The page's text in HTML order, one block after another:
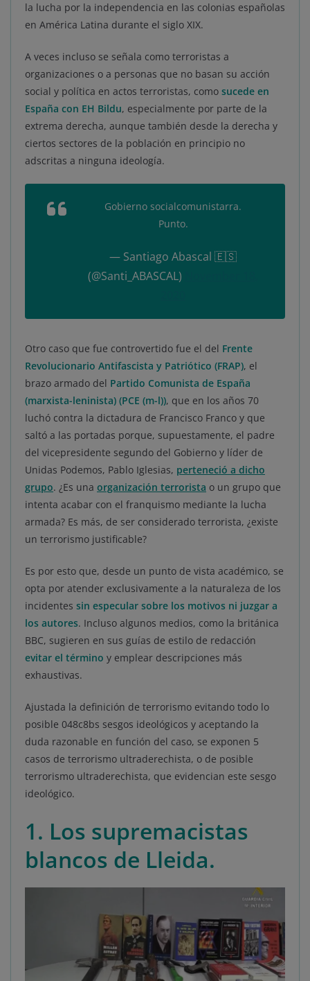
la lucha por la independencia en las colonias españolas
en América Latina durante el siglo XIX.
A veces incluso se señala como terroristas a
organizaciones o a personas que no basan su acción
social y política en actos terroristas, como sucede en
España con EH Bildu, especialmente por parte de la
extrema derecha, aunque también desde la derecha y
ciertos sectores de la población en principio no
adscritas a ninguna ideología.
Gobierno socialcomunistarra.
Punto.
— Santiago Abascal 🇪🇸
(@Santi_ABASCAL)
Otro caso que fue controvertido fue el del Frente
Revolucionario Antifascista y Patriótico (FRAP), el
brazo armado del Partido Comunista de España
(marxista-leninista) (PCE (m-l)), que en los años 70
luchó contra la dictadura de Francisco Franco y que
saltó a las portadas porque, supuestamente, el padre
del vicepresidente segundo del Gobierno y líder de
Unidas Podemos, Pablo Iglesias, perteneció a dicho
grupo. ¿Es una organización terrorista o un grupo que
intenta acabar con el franquismo mediante la lucha
armada? Es más, de ser considerado terrorista, ¿existe
un terrorismo justificable?
Es por esto que, desde un punto de vista académico, se
opta por atender exclusivamente a la naturaleza de los
incidentes sin especular sobre los motivos ni juzgar a
los autores. Incluso algunos medios, como la británica
BBC, sugieren en sus guías de estilo de redacción
evitar el término y emplear descripciones más
exhaustivas.
Ajustada la definición de terrorismo evitando todo lo
posible 048c8bs sesgos ideológicos y aceptando la
duda razonable en función del caso, se exponen 5
casos de terrorismo ultraderechista, o de posible
terrorismo ultraderechista, que evidencian este sesgo
ideológico.
1. Los supremacistas
blancos de Lleida.